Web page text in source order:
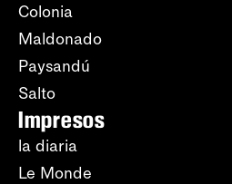
Colonia
Maldonado
Paysandú
Salto
Impresos
la diaria
Le Monde